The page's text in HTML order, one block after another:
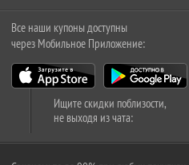
Все наши купоны доступны
через Мобильное Приложение:
Ищите скидки поблизости,
не выходя из чата: